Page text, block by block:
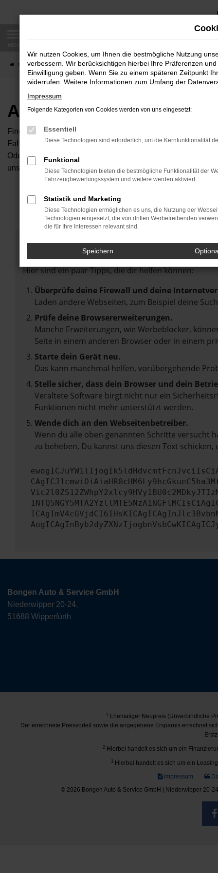
Zum
Startseite Fahrzeugangebote Autobörse
Autobörse
Finden Sie Ihren neuen Traumwagen bei uns. Dafür haben
Fahrzeuge an, die bei uns auf dem Hof stehen. Dann
Oder Sie klicken auf den Button Autobörse und Sie haben
unserem Händlernetzwerk. Diese Fahrzeuge können wir
Fehler: Network Error
Beim Laden ist ein Fehler aufgetreten.
Hier sind ein paar Tipps, die dir helfen können:
Überprüfe deine Firewall und deine
Laden andere Webseiten, zum Beispiel deine
Prüfe deine Browsererweiterungen.
Manche Erweiterungen, wie Werbeblocker,
Seite in einem anderen Browser oder in einem
Starte dein Gerät neu.
Das kann manchmal helfen, vorübergehende
Stelle sicher, dass dein Browser und dein
Veraltete Software birgt nicht nur ein
Funktionen nicht mehr unterstützt werden.
Wende dich an den Webseitenbetreiber.
Wenn du alle oben genannten Schritte versucht
zu beheben. Du kannst uns diesen Text
Bongen Auto & Service GmbH
Niederwipper 20-24,
51688 Wipperfürth
1Ehemaliger Neupreis (Unverbindliche
Der errechnete Preisvorteil sowie die angegebene Ersparnis errechnet
2 Hierbei handelt es sich um ein
3 Hierbei handelt es sich um ein
Impressum
© 2026 Bongen Auto & Service GmbH | Niederwipper 20-
Wir nutzen Cookies, um Ihnen die bestmögliche Nutzung
verbessern. Wir berücksichtigen hierbei Ihre Präferenzen
Einwilligung geben. Wenn Sie zu einem späteren Zeitpunkt
widerrufen. Weitere Informationen zum Umfang der
Impressum
Folgende Kategorien von Cookies werden von uns eingesetzt:
Essentiell
Diese Technologien sind erforderlich, um die Kernfunktionalität
Funktional
Diese Technologien bieten die bestmögliche Funktionalität der
Fahrzeugbewertungssystem und weitere werden aktiviert.
Statistik und Marketing
Diese Technologien ermöglichen es uns, die Nutzung der
Technologien eingesetzt, die von dritten Werbetreibenden
die für Ihre Interessen relevant sind.
Speichern